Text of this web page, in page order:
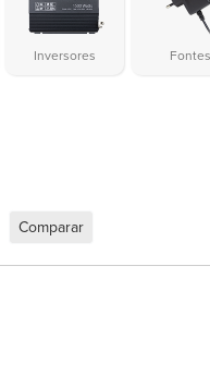
Inversores Fontes
Comparar